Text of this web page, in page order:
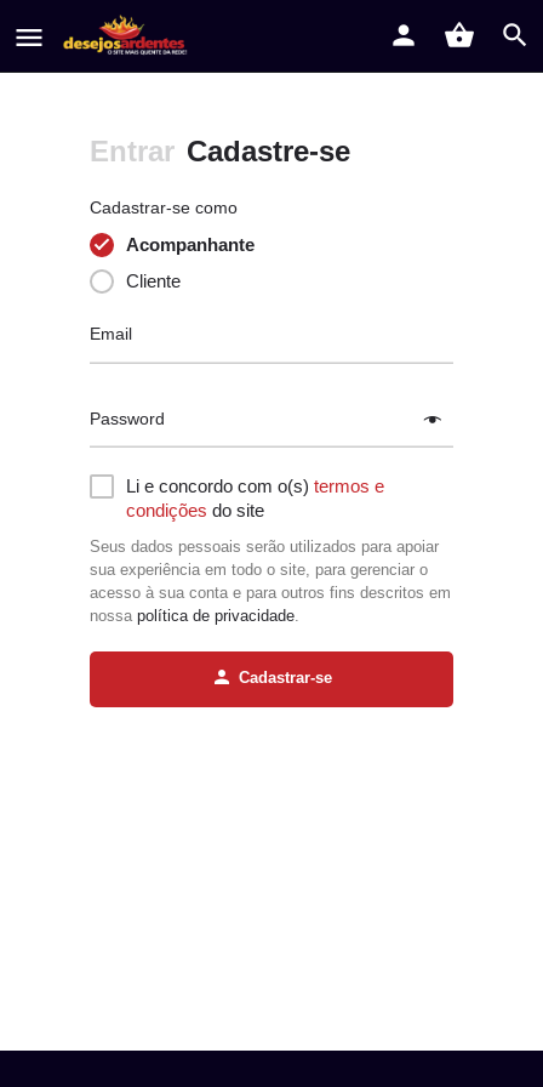
Entrar Cadastre-se
Cadastrar-se como
Acompanhante
Cliente
Email
Password
Li e concordo com o(s) termos e
condições do site
Seus dados pessoais serão utilizados para apoiar
sua experiência em todo o site, para gerenciar o
acesso à sua conta e para outros fins descritos em
nossa política de privacidade.
Cadastrar-se